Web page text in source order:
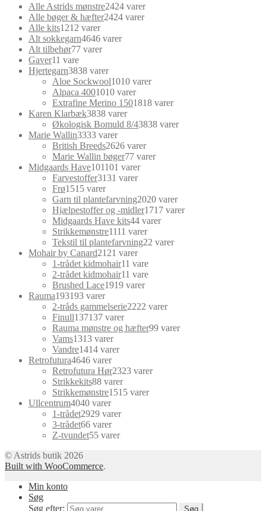
Alle Astrids mønstre2424 varer
Alle bøger & hæfter2424 varer
Alle kits1212 varer
Alt sokkegarn4646 varer
Alt tilbehør77 varer
Gaver11 vare
Hjertegarn3838 varer
Aloe Sockwool1010 varer
Alpaca 4001010 varer
Extrafine Merino 1501818 varer
Karen Klarbæk3838 varer
Økologisk Bomuld 8/43838 varer
Marie Wallin3333 varer
British Breeds2626 varer
Marie Wallin bøger77 varer
Midgaards Have101101 varer
Farvestoffer3131 varer
Frø1515 varer
Garn til plantefarvning2020 varer
Hjælpestoffer og -midler1717 varer
Midgaards Have kits44 varer
Strikkemønstre1111 varer
Tekstil til plantefarvning22 varer
Mohair by Canard21 21 varer
1-trådet kidmohair11 vare
2-trådet kidmohair11 vare
Brushed Lace1919 varer
Rauma193193 varer
2-tråds gammelserie2222 varer
Finull137137 varer
Rauma mønstre og hæfter99 varer
Vams1313 varer
Vandre1414 varer
Retrofutura4646 varer
Retrofutura Hør2323 varer
Strikkekits88 varer
Strikkemønstre1515 varer
Ullcentrum4040 varer
1-trådet2929 varer
3-trådet66 varer
Z-tvundet55 varer
© Astrids butik 2026
Built with WooCommerce.
Min konto
Søg
Søg efter:
Søg